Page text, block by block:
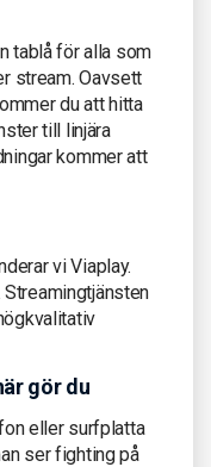
tablå för alla som
stream. Oavsett
du att hitta
till linjära
kommer att
vi Viaplay.
Streamingtjänsten
gör du
eller surfplatta
ser fighting på